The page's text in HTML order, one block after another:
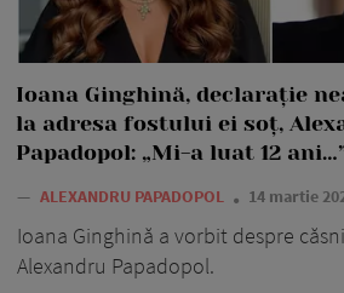
Ioana Ginghină, declarație
la adresa fostului ei soț,
Papadopol: „Mi-a luat 12
— ALEXANDRU PAPADOPOL 14 martie
Ioana Ginghină a vorbit despre
Alexandru Papadopol.